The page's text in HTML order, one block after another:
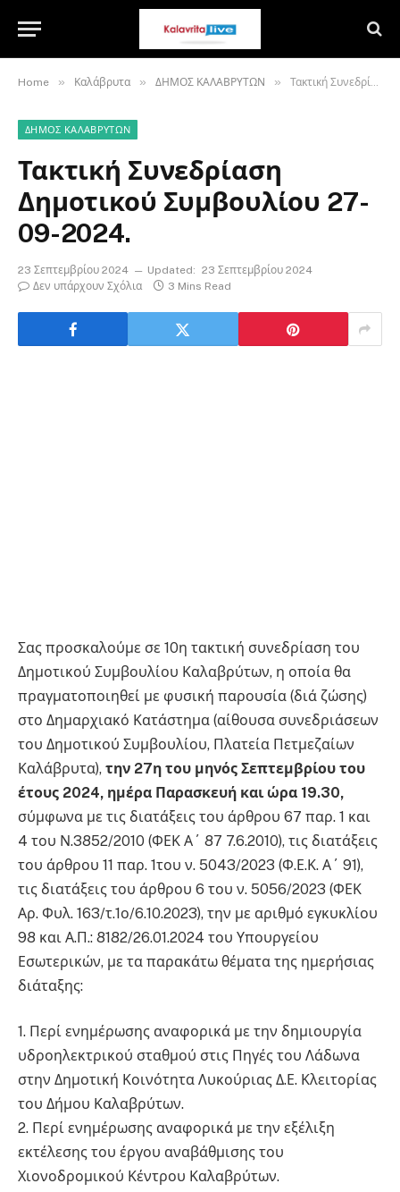
Home » Καλάβρυτα » ΔΗΜΟΣ ΚΑΛΑΒΡΥΤΩΝ » Τακτική Συνεδρίαση Δημοτικού Συμβουλίου 27-09-2024.
ΔΗΜΟΣ ΚΑΛΑΒΡΥΤΩΝ
Τακτική Συνεδρίαση
Δημοτικού Συμβουλίου 27-
09-2024.
23 Σεπτεμβρίου 2024 Updated: 23 Σεπτεμβρίου 2024
Δεν υπάρχουν Σχόλια
3 Mins Read
Σας προσκαλούμε σε 10η τακτική συνεδρίαση του
Δημοτικού Συμβουλίου Καλαβρύτων, η οποία θα
πραγματοποιηθεί με φυσική παρουσία (διά ζώσης)
στο Δημαρχιακό Κατάστημα (αίθουσα συνεδριάσεων
του Δημοτικού Συμβουλίου, Πλατεία Πετμεζαίων
Καλάβρυτα), την 27η του μηνός Σεπτεμβρίου του
έτους 2024, ημέρα Παρασκευή και ώρα 19.30,
σύμφωνα με τις διατάξεις του άρθρου 67 παρ. 1 και
4 του Ν.3852/2010 (ΦΕΚ Α΄ 87 7.6.2010), τις διατάξεις
του άρθρου 11 παρ. 1του ν. 5043/2023 (Φ.Ε.Κ. Α΄ 91),
τις διατάξεις του άρθρου 6 του ν. 5056/2023 (ΦΕΚ
Αρ. Φυλ. 163/τ.1ο/6.10.2023), την με αριθμό εγκυκλίου
98 και Α.Π.: 8182/26.01.2024 του Υπουργείου
Εσωτερικών, με τα παρακάτω θέματα της ημερήσιας
διάταξης:
1. Περί ενημέρωσης αναφορικά με την δημιουργία
υδροηλεκτρικού σταθμού στις Πηγές του Λάδωνα
στην Δημοτική Κοινότητα Λυκούριας Δ.Ε. Κλειτορίας
του Δήμου Καλαβρύτων.
2. Περί ενημέρωσης αναφορικά με την εξέλιξη
εκτέλεσης του έργου αναβάθμισης του
Χιονοδρομικού Κέντρου Καλαβρύτων.